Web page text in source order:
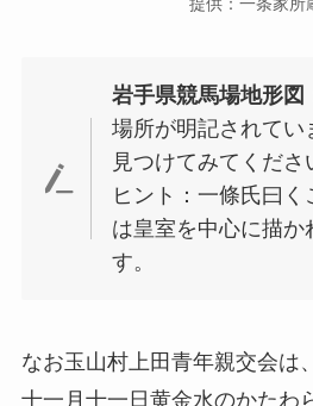
岩手県競馬場地形図
場所が明記されてい
見つけてみてくださ
ヒント：一條氏曰く
は皇室を中心に描
す。
なお玉山村上田青年親交会は
十一月十一日黄金水のかたわ